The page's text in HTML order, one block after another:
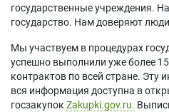
государственные учреждения.
государство. Нам доверяют
Мы участвуем в процедурах
успешно выполнили уже более
контрактов по всей стране. Эту
вся информация доступна в
госзакупок Zakupki.gov.ru.